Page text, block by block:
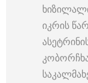
იკრის